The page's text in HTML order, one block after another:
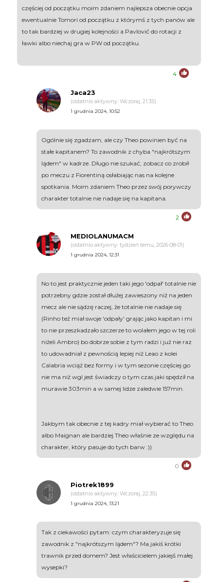
częściej od początku moim zdaniem najlepsza obecnie opcja
ewentualnie Tomori od początku z którymś z tych panów ale
to tak bardziej w drugiej kolejności a Pavlović do rotacji z
ławki albo niechaj gra w PW od początku.
4
Jaca23
(ostatnio aktywny: Wczoraj, 21:35)
1 grudnia 2024, 10:52
Ogólnie się zgadzam, ale czy Theo powinien być na
stałe kapitanem? To zawodnik z chyba "najkrótszym
lądem" w kadrze. Długo nie szukać, zobacz co zrobił
po meczu z Fiorentiną osłabiając nas na kolejne
spotkania. Moim zdaniem Theo przez swój porywczy
charakter totalnie nie nadaje się na kapitana.
2
MEDIOLANUMACM
(ostatnio aktywny: tydzień temu, 2026-08-01)
1 grudnia 2024, 12:31
No to jest praktycznie jeden taki jego 'odpał' totalnie nie
potrzebny gdzie został dłużej zawieszony niż na jeden
mecz ale nie sądzę raczej, że totalnie nie nadaje się
(Rinho też miał swoje 'odpały' grając jako kapitan i mi
to nie przeszkadzało szczerze to wolałem jego w tej roli
niżeli Ambro) bo dobrze sobie z tym radzi i już nie raz
to udowadniał z pewnością lepiej niż Leao z kolei
Calabria wciąż bez formy i w tym sezonie częściej go
nie ma niż wgl jest świadczy o tym czas jaki spędził na
murawie 303min a w samej lidze zaledwie 157min.
Jakbym tak obecnie z tej kadry miał wybierać to Theo
albo Maignan ale bardziej Theo właśnie ze względu na
charakter, który pasuje do tych barw :))
0
Piotrek1899
(ostatnio aktywny: Wczoraj, 22:35)
1 grudnia 2024, 13:21
Tak z ciekawości pytam: czym charakteryzuje się
zawodnik z "najkrótszym lądem"? Ma jakiś krótki
trawnik przed domem? Jest właścicielem jakiejś małej
wysepki?